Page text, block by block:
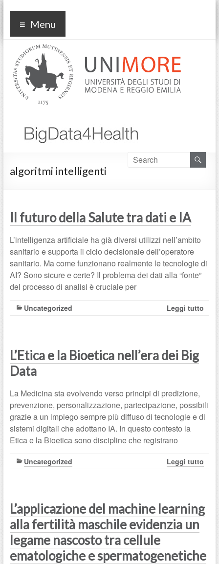
bd4h
Menu
algoritmi intelligenti
Il futuro della Salute tra dati e IA
L’intelligenza artificiale ha già diversi utilizzi nell’ambito
sanitario e supporta il ciclo decisionale dell’operatore
sanitario. Ma come funzionano realmente le tecnologie di
AI? Sono sicure e certe? Il problema dei dati alla “fonte”
del processo di analisi è cruciale per
Uncategorized Leggi tutto
L’Etica e la Bioetica nell’era dei Big
Data
La Medicina sta evolvendo verso principi di predizione,
prevenzione, personalizzazione, partecipazione, possibili
grazie a un impiego sempre più diffuso di tecnologie e di
sistemi digitali che adottano IA. In questo contesto la
Etica e la Bioetica sono discipline che registrano
Uncategorized Leggi tutto
L’applicazione del machine learning
alla fertilità maschile evidenzia un
legame nascosto tra cellule
ematologiche e spermatogenetiche